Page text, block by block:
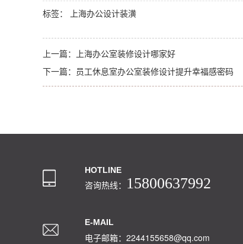
标签： 上海办公设计装潢
上一篇：
上海办公室装修设计哪家好
下一篇： 员工休息室办公室装修设计提升幸福感密码
HOTLINE
咨询热线： 15800637992
E-MAIL
电子邮箱：2244155658@qq.com